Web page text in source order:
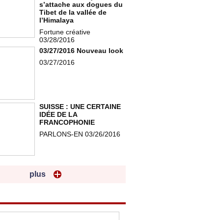
s’attache aux dogues du
Tibet de la vallée de
l’Himalaya
Fortune créative
03/28/2016
03/27/2016 Nouveau look
03/27/2016
SUISSE : UNE CERTAINE
IDÉE DE LA
FRANCOPHONIE
PARLONS-EN 03/26/2016
plus